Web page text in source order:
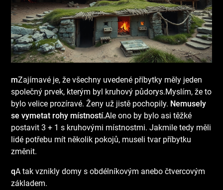
mZajímavé je, že všechny uvedené příbytky měly jeden
společný prvek, kterým byl kruhový půdorys.Myslím, že to
bylo velice prozíravé. Ženy už jistě pochopily. Nemusely
se vymetat rohy místností.Ale ono by bylo asi těžké
postavit 3 + 1 s kruhovými místnostmi. Jakmile tedy měli
lidé potřebu mít několik pokojů, museli tvar příbytku
změnit.
qA tak vznikly domy s obdélníkovým anebo čtvercovým
základem.